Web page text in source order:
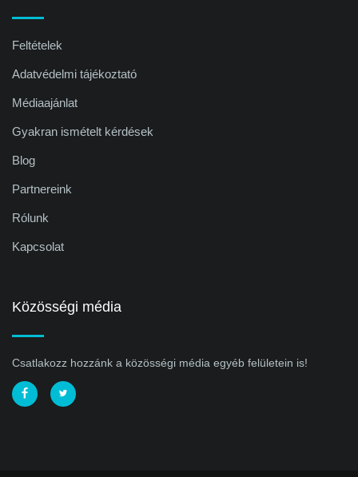
Feltételek
Adatvédelmi tájékoztató
Médiaajánlat
Gyakran ismételt kérdések
Blog
Partnereink
Rólunk
Kapcsolat
Közösségi média
Csatlakozz hozzánk a közösségi média egyéb felületein is!